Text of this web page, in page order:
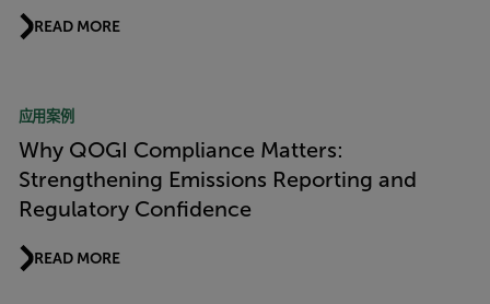
READ MORE
应用案例
Why QOGI Compliance Matters:
Strengthening Emissions Reporting and
Regulatory Confidence
READ MORE